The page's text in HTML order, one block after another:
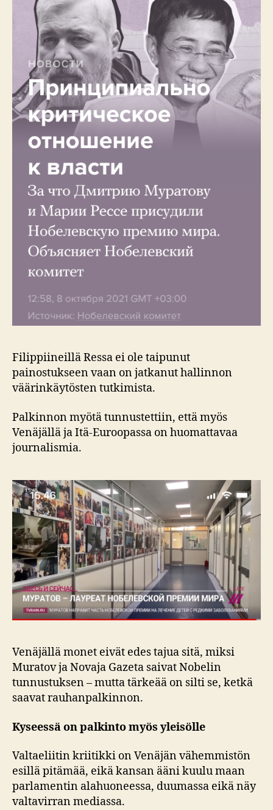
Filippiineillä Ressa ei ole taipunut
painostukseen vaan on jatkanut hallinnon
väärinkäytösten tutkimista.
Palkinnon myötä tunnustettiin, että myös
Venäjällä ja Itä-Euroopassa on huomattavaa
journalismia.
Venäjällä monet eivät edes tajua sitä, miksi
Muratov ja Novaja Gazeta saivat Nobelin
tunnustuksen – mutta tärkeää on silti se, ketkä
saavat rauhanpalkinnon.
Kyseessä on palkinto myös yleisölle
Valtaeliitin kriitikki on Venäjän vähemmistön
esillä pitämää, eikä kansan ääni kuulu maan
parlamentin alahuoneessa, duumassa eikä näy
valtavirran mediassa.